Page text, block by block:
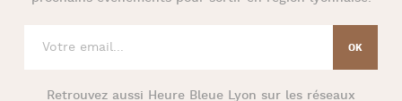
Retrouvez aussi Heure Bleue Lyon sur les réseaux